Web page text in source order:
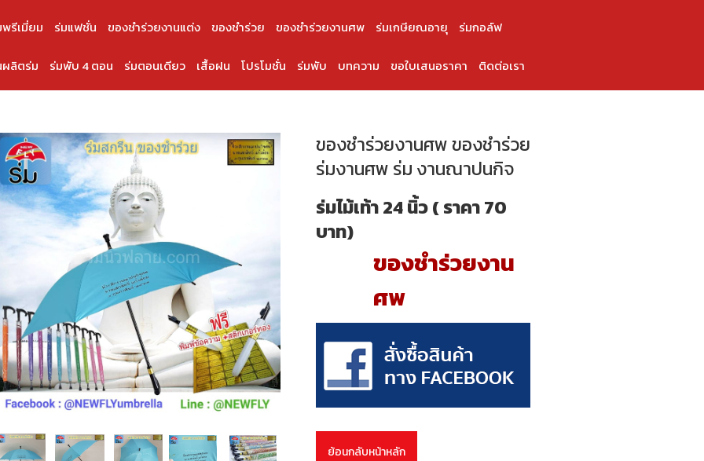
รีเมี่ยม ร่มแฟชั่น ของชำร่วยงานแต่ง ของชำร่วย ของชำร่วยงานศพ ร่มเกษียณอายุ ร่มกอล์ฟ
ผลิตร่ม ร่มพับ 4 ตอน ร่มตอนเดียว เสื้อฝน โปรโมชั่น ร่มพับ บทความ ขอใบเสนอราคา ติดต่อเรา
ของชำร่วยงานศพ ของชำร่วย
ร่มงานศพ ร่ม งานณาปนกิจ
ร่มไม้เท้า 24 นิ้ว ( ราคา 70
บาท)
ของชำร่วยงาน
ศพ
ย้อนกลับหน้าหลัก